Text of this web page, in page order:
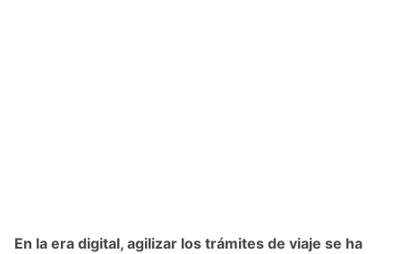
En la era digital, agilizar los trámites de viaje se ha